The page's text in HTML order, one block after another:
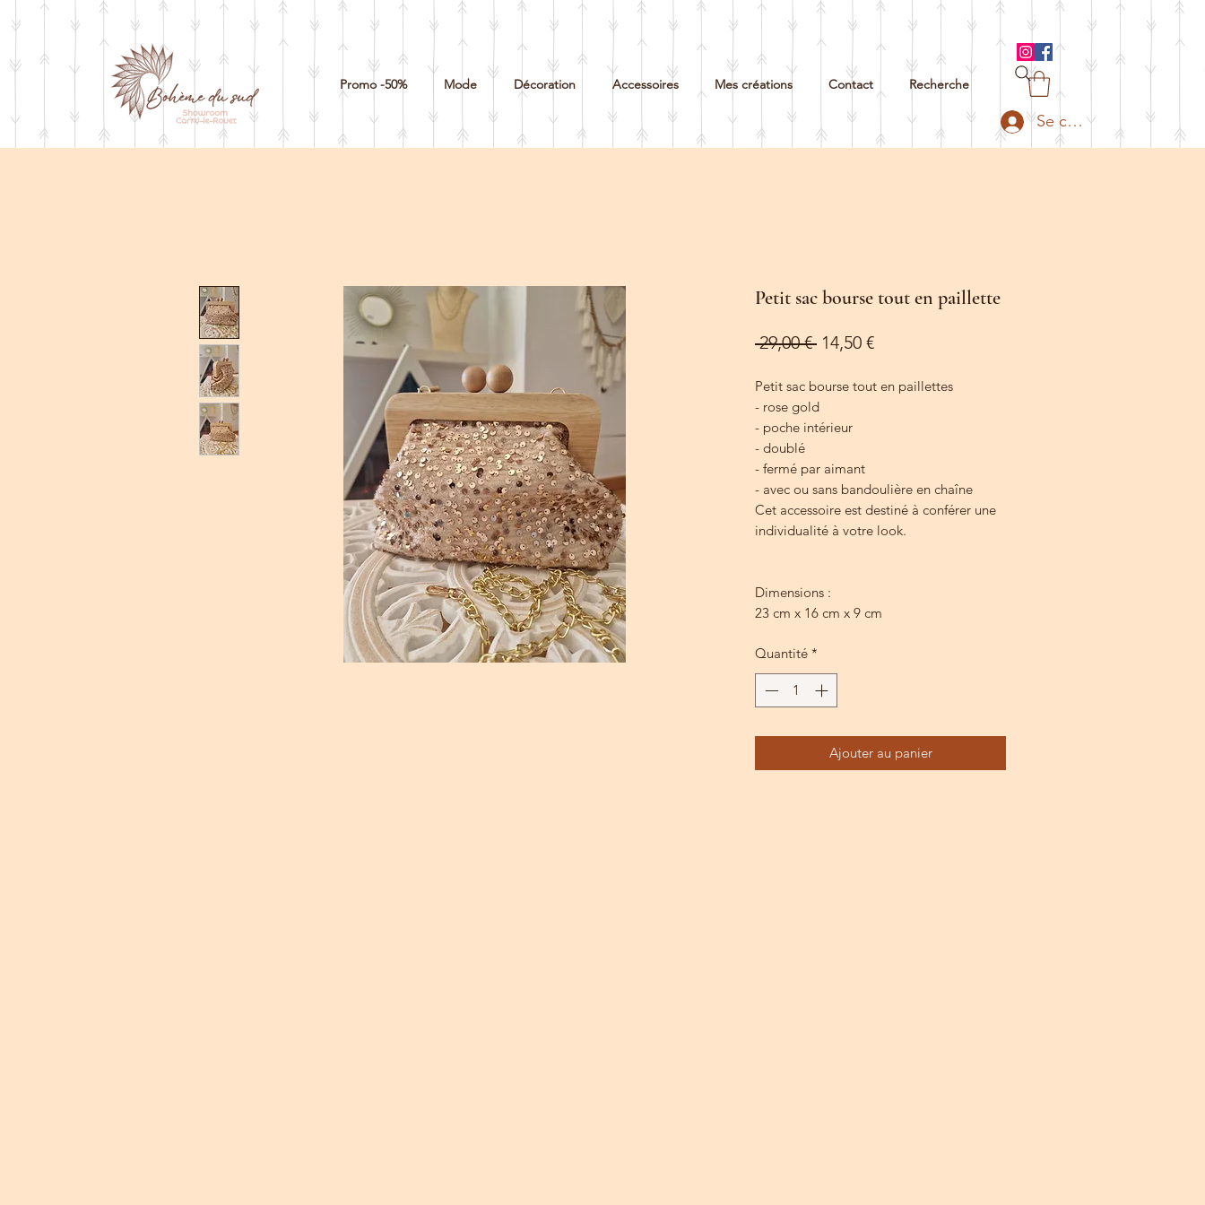
Promo -50% Mode Décoration Accessoires Mes créations Contact Recherche
Se connecter
Petit sac bourse tout en paillette
29,00 € Prix
14,50 €Prix
Petit sac bourse tout en paillettes
- rose gold
- poche intérieur
- doublé
- fermé par aimant
- avec ou sans bandoulière en chaîne
Cet accessoire est destiné à conférer une
individualité à votre look.
Dimensions :
23 cm x 16 cm x 9 cm
Quantité *
Ajouter au panier